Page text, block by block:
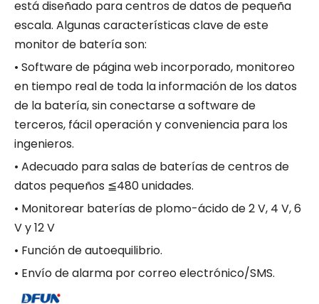
está diseñado para centros de datos de pequeña
escala. Algunas características clave de este
monitor de batería son:
• Software de página web incorporado, monitoreo
en tiempo real de toda la información de los datos
de la batería, sin conectarse a software de
terceros, fácil operación y conveniencia para los
ingenieros.
• Adecuado para salas de baterías de centros de
datos pequeños ≦480 unidades.
• Monitorear baterías de plomo-ácido de 2 V, 4 V, 6
V y 12 V
• Función de autoequilibrio.
• Envío de alarma por correo electrónico/SMS.